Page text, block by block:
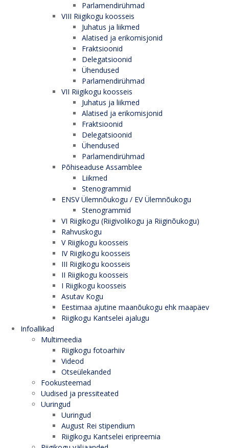
Parlamendirühmad
VIII Riigikogu koosseis
Juhatus ja liikmed
Alatised ja erikomisjonid
Fraktsioonid
Delegatsioonid
Ühendused
Parlamendirühmad
VII Riigikogu koosseis
Juhatus ja liikmed
Alatised ja erikomisjonid
Fraktsioonid
Delegatsioonid
Ühendused
Parlamendirühmad
Põhiseaduse Assamblee
Liikmed
Stenogrammid
ENSV Ülemnõukogu / EV Ülemnõukogu
Stenogrammid
VI Riigikogu (Riigivolikogu ja Riiginõukogu)
Rahvuskogu
V Riigikogu koosseis
IV Riigikogu koosseis
III Riigikogu koosseis
II Riigikogu koosseis
I Riigikogu koosseis
Asutav Kogu
Eestimaa ajutine maanõukogu ehk maapäev
Riigikogu Kantselei ajalugu
Infoallikad
Multimeedia
Riigikogu fotoarhiiv
Videod
Otseülekanded
Fookusteemad
Uudised ja pressiteated
Uuringud
Uuringud
August Rei stipendium
Riigikogu Kantselei eripreemia